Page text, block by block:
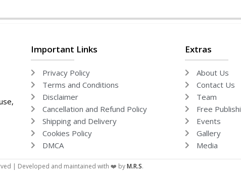
Important Links
Privacy Policy
Terms and Conditions
Disclaimer
Cancellation and Refund Policy
Shipping and Delivery
Cookies Policy
DMCA
Extras
About Us
Contact Us
Team
Free
Events
Gallery
Media
| Developed and maintained with ❤️ byM.R.S.